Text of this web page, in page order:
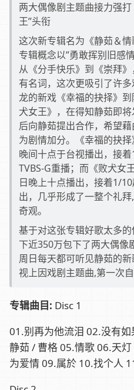
两大偶像剧主题曲接力强打
王”头衔
这次新专辑名为《静茹＆
专辑概念以”勇敢挥别旧感
从《分手快乐》到《崇拜
有名词，这次更吸引了许
龙的新戏《幸福的抉择》
犬女王》，在得知静茹即
后向静茹提出合作，希望
为剧情加分。《幸福的抉
晚间十点于台视播出，接
TVBS-G重播；而《败犬女
日晚上十点播出，接着1/
出，几乎形成了一整个礼
奇观。
基于对这张专辑好歌太多
下近350万包下了两大偶像
周日每天都可听见静茹的
视上因戏剧主题曲,第一次自
专辑曲目: Disc 1
01.别再为他流泪 02.没有
静茹 / 曹格 05.情歌 06.天
为爱情 09.属於 10.找个人